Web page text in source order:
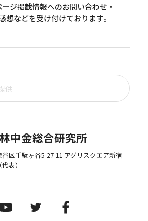
ジ掲載情報へのお問い合わせ・
想などを受け付けております。
中金総合研究所
区千駄ヶ谷5-27-11 アグリスクエア新宿
表）